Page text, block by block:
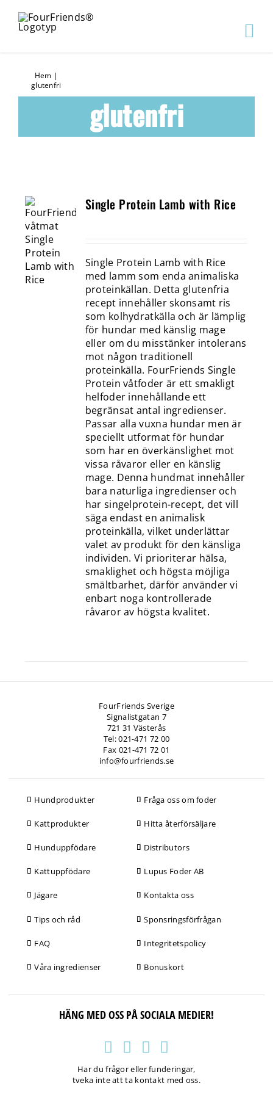
Hem |
glutenfri
glutenfri
Single Protein Lamb with Rice
Single Protein Lamb with Rice
med lamm som enda animaliska
proteinkällan. Detta glutenfria
recept innehåller skonsamt ris
som kolhydratkälla och är lämplig
för hundar med känslig mage
eller om du misstänker intolerans
mot någon traditionell
proteinkälla. FourFriends Single
Protein våtfoder är ett smakligt
helfoder innehållande ett
begränsat antal ingredienser.
Passar alla vuxna hundar men är
speciellt utformat för hundar
som har en överkänslighet mot
vissa råvaror eller en känslig
mage. Denna hundmat innehåller
bara naturliga ingredienser och
har singelprotein-recept, det vill
säga endast en animalisk
proteinkälla, vilket underlättar
valet av produkt för den känsliga
individen. Vi prioriterar hälsa,
smaklighet och högsta möjliga
smältbarhet, därför använder vi
enbart noga kontrollerade
råvaror av högsta kvalitet.
FourFriends Sverige
Signalistgatan 7
721 31 Västerås
Tel: 021-471 72 00
Fax 021-471 72 01
info@fourfriends.se
Hundprodukter
Kattprodukter
Hunduppfödare
Kattuppfödare
Jägare
Tips och råd
FAQ
Våra ingredienser
Fråga oss om foder
Hitta återförsäljare
Distributors
Lupus Foder AB
Kontakta oss
Sponsringsförfrågan
Integritetspolicy
Bonuskort
HÄNG MED OSS PÅ SOCIALA MEDIER!
Har du frågor eller funderingar,
tveka inte att ta kontakt med oss.